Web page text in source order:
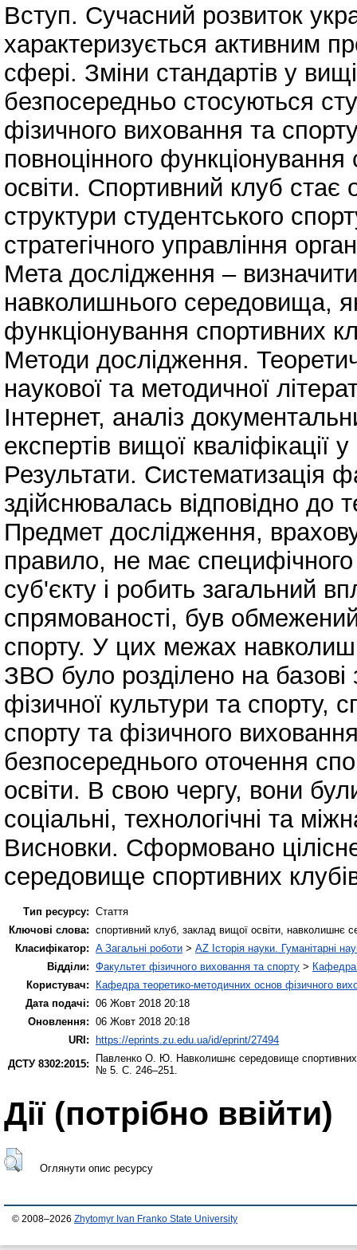
Вступ. Сучасний розвиток
характеризується активним
сфері. Зміни стандартів у
безпосередньо стосуються
фізичного виховання та
повноцінного функціонування
освіти. Спортивний клуб стає
структури студентського
стратегічного управління
Мета дослідження –
навколишнього середовища,
функціонування спортивних
Методи дослідження.
наукової та методичної
Інтернет, аналіз
експертів вищої кваліфікації
Результати. Систематизація
здійснювалась відповідно до
Предмет дослідження,
правило, не має
суб'єкту і робить загальний
спрямованості, був
спорту. У цих межах
ЗВО було розділено на
фізичної культури та спорту,
спорту та фізичного
безпосереднього оточення
освіти. В свою чергу, вони
соціальні, технологічні та
Висновки. Сформовано
середовище спортивних
Тип ресурсу: Стаття
Ключові слова: спортивний клуб, заклад вищої освіти, навколишнє
Класифікатор: A Загальні роботи > AZ Історія науки. Гуманітарні
Відділи: Факультет фізичного виховання та спорту > Кафедра
Користувач:
Кафедра теоретико-методичних основ фізичного
Дата подачі: 06 Жовт 2018 20:18
Оновлення: 06 Жовт 2018 20:18
URI: https://eprints.zu.edu.ua/id/eprint/27494
ДСТУ 8302:2015:
Павленко О. Ю. Навколишнє середовище спортивних
№ 5. С. 246–251.
Дії ​​(потрібно ввійти)
Оглянути опис ресурсу
© 2008–2026 Zhytomyr Ivan Franko State University